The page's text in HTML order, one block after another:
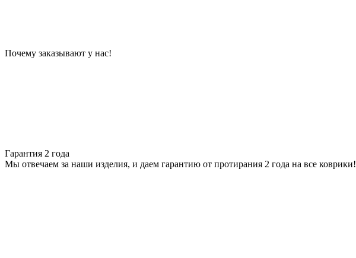
Почему заказывают у нас!
Гарантия 2 года
Мы отвечаем за наши изделия, и даем гарантию от протирания 2 года на все коврики!